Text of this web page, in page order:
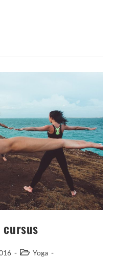
Yoga